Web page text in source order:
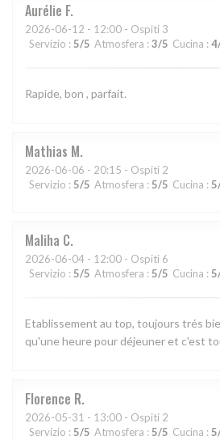
Aurélie F
2026-06-12 - 12:00 - Ospiti 3
Servizio : 5/5 Atmosfera : 3/5 Cucina : 4
Rapide, bon , parfait.
Mathias M
2026-06-06 - 20:15 - Ospiti 2
Servizio : 5/5 Atmosfera : 5/5 Cucina : 5
Maliha C
2026-06-04 - 12:00 - Ospiti 6
Servizio : 5/5 Atmosfera : 5/5 Cucina : 5
Etablissement au top, toujours trés
qu'une heure pour déjeuner et c'est
Florence R
2026-05-31 - 13:00 - Ospiti 2
Servizio : 5/5 Atmosfera : 5/5 Cucina : 5